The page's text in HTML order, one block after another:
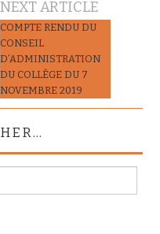
NEXT ARTICLE
COMPTE RENDU DU
CONSEIL
D’ADMINISTRATION
DU COLLÈGE DU 7
NOVEMBRE 2019